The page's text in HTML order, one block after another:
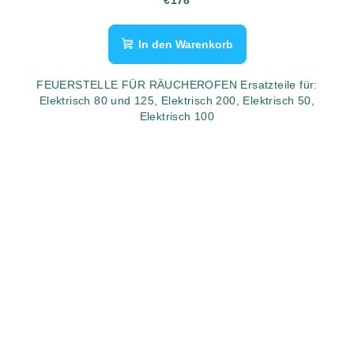
In den Warenkorb
FEUERSTELLE FÜR RÄUCHEROFEN Ersatzteile für:
Elektrisch 80 und 125, Elektrisch 200, Elektrisch 50,
Elektrisch 100